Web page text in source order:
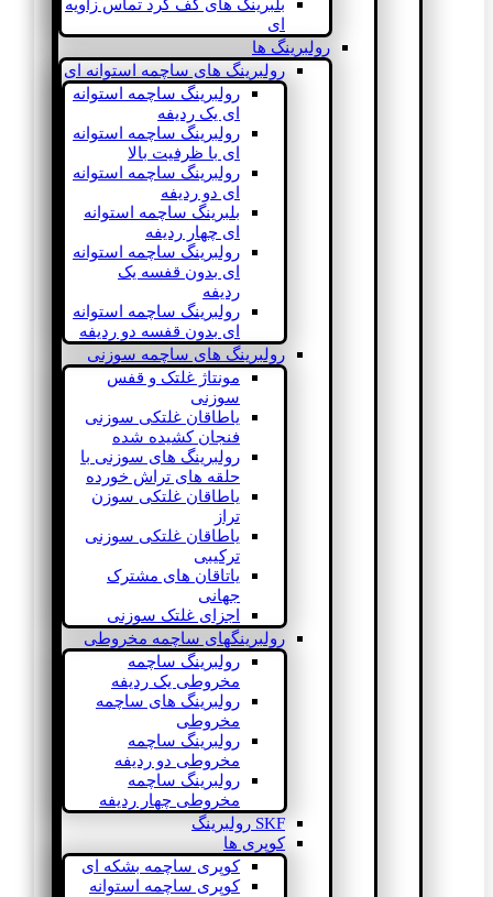
بلبرینگ های کف گرد تماس زاویه
ای
رولبرینگ ها
رولبرینگ های ساچمه استوانه ای
رولبرینگ ساچمه استوانه
ای یک ردیفه
رولبرینگ ساچمه استوانه
ای با ظرفیت بالا
رولبرینگ ساچمه استوانه
ای دو ردیفه
بلبرینگ ساچمه استوانه
ای چهار ردیفه
رولبرینگ ساچمه استوانه
ای بدون قفسه یک
ردیفه
رولبرینگ ساچمه استوانه
ای بدون قفسه دو ردیفه
رولبرینگ های ساچمه سوزنی
مونتاژ غلتک و قفس
سوزنی
یاطاقان غلتکی سوزنی
فنجان کشیده شده
رولبرینگ های سوزنی با
حلقه های تراش خورده
یاطاقان غلتکی سوزن
تراز
یاطاقان غلتکی سوزنی
ترکیبی
یاتاقان های مشترک
جهانی
اجزای غلتک سوزنی
رولبرینگهای ساچمه مخروطی
رولبرینگ ساچمه
مخروطی یک ردیفه
رولبرینگ های ساچمه
مخروطی
رولبرینگ ساچمه
مخروطی دو ردیفه
رولبرینگ ساچمه
مخروطی چهار ردیفه
SKF رولبرینگ
کوپری ها
کوپری ساچمه بشکه ای
کوپری ساچمه استوانه